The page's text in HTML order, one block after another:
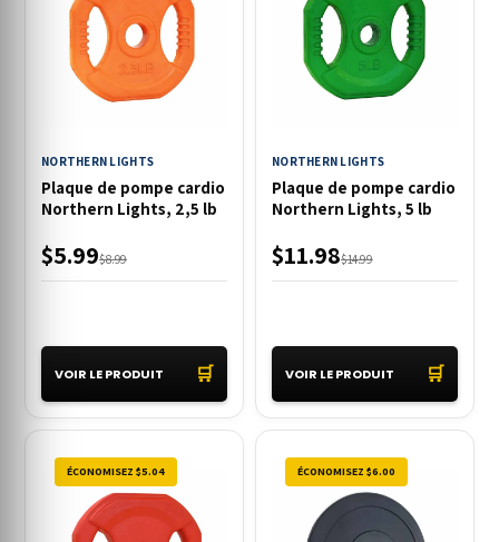
NORTHERN LIGHTS
Plaque de pompe cardio
Northern Lights, 2,5 lb
$8.99
$5.99
VOIR LE PRODUIT 🛒
NORTHERN LIGHTS
Plaque de pompe cardio
Northern Lights, 5 lb
$14.99
$11.98
VOIR LE PRODUIT 🛒
ÉCONOMISEZ $5.04 ÉCONOMISEZ $6.00